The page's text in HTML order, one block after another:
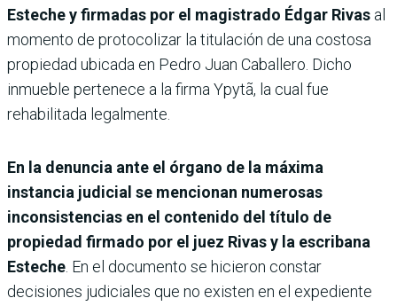
Esteche y firmadas por el magistrado Édgar Rivas al
momento de protocolizar la titulación de una costosa
propiedad ubicada en Pedro Juan Caballero. Dicho
inmueble pertenece a la firma Ypytã, la cual fue
rehabilitada legalmente.
En la denuncia ante el órgano de la máxima
instancia judicial se mencionan numerosas
inconsistencias en el contenido del título de
propiedad firmado por el juez Rivas y la escribana
Esteche . En el documento se hicieron constar
decisiones judiciales que no existen en el expediente